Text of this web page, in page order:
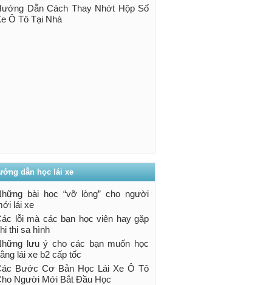
Dẫn Cách Thay Nhớt Hộp Số
Ô Tô Tại Nhà
dẫn học lái xe
bài học “vỡ lòng” cho người
lái xe
lỗi mà các bạn học viên hay gặp
thi sa hình
lưu ý cho các bạn muốn học
lái xe b2 cấp tốc
Bước Cơ Bản Học Lái Xe Ô Tô
Người Mới Bắt Đầu Học